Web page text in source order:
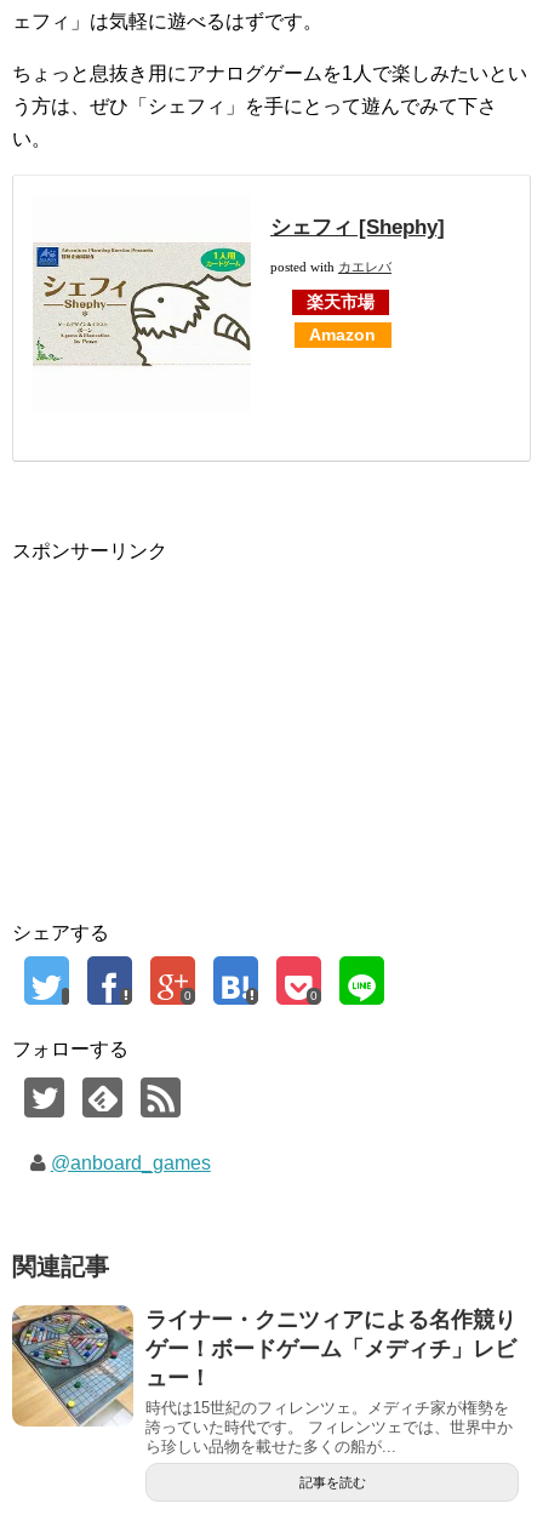
ェフィ」は気軽に遊べるはずです。
ちょっと息抜き用にアナログゲームを1人で楽しみたいとい
う方は、ぜひ「シェフィ」を手にとって遊んでみて下さ
い。
シェフィ [Shephy]
posted with カエレバ
楽天市場
Amazon
スポンサーリンク
シェアする
0 0
フォローする
@anboard_games
関連記事
ライナー・クニツィアによる名作競り
ゲー！ボードゲーム「メディチ」レビ
ュー！
時代は15世紀のフィレンツェ。メディチ家が権勢を
誇っていた時代です。 フィレンツェでは、世界中か
ら珍しい品物を載せた多くの船が...
記事を読む